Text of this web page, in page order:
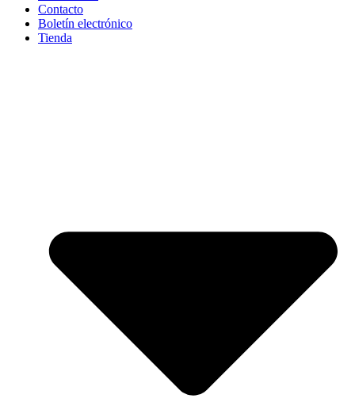
Contacto
Boletín electrónico
Tienda